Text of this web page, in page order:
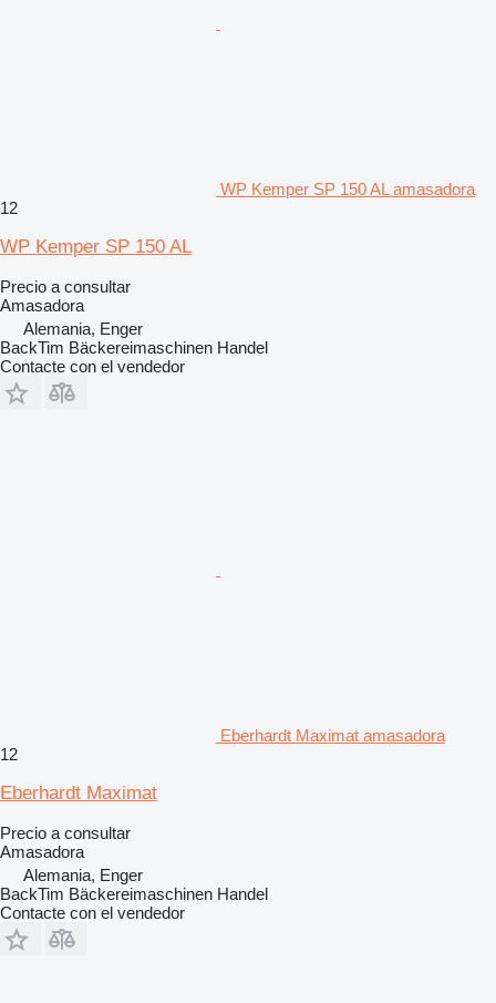
WP Kemper SP 150 AL amasadora
12
WP Kemper SP 150 AL
Precio a consultar
Amasadora
Alemania, Enger
BackTim Bäckereimaschinen Handel
Contacte con el vendedor
Eberhardt Maximat amasadora
12
Eberhardt Maximat
Precio a consultar
Amasadora
Alemania, Enger
BackTim Bäckereimaschinen Handel
Contacte con el vendedor